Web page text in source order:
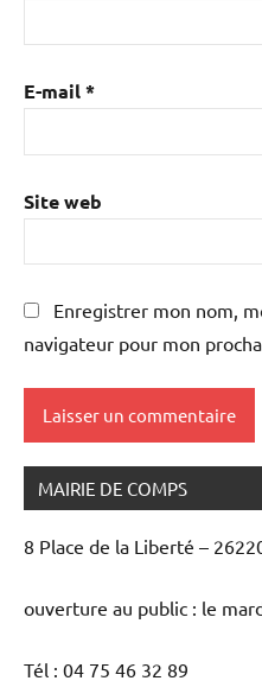
E-mail*
Site web
Enregistrer mon nom,
navigateur pour mon
MAIRIE DE COMPS
8 Place de la Liberté –
ouverture au public : le
Tél : 04 75 46 32 89